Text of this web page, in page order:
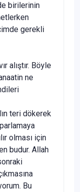
birilerinin
gerekli
alıştır. Böyle
ne
teri dökerek
olması için
budur. Allah
Bu